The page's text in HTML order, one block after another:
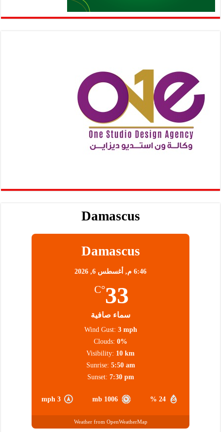
Damascus
Damascus
6:46 م, أغسطس 6, 2026
33
°C
سماء صافية
24 %
1006 mb
3 mph
Wind Gust: 3 mph
Clouds: 0%
Visibility: 10 km
Sunrise: 5:50 am
Sunset: 7:30 pm
Weather from OpenWeatherMap